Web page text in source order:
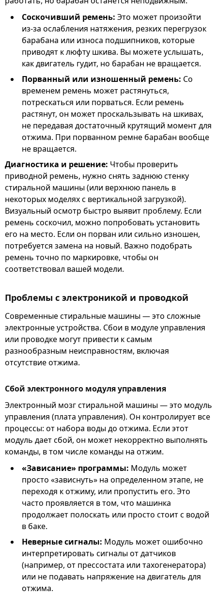
Соскочивший ремень: Это может произойти
из-за ослабления натяжения, резких перегрузок
барабана или износа подшипников, которые
приводят к люфту шкива. Вы можете услышать,
как двигатель гудит, но барабан не вращается.
Порванный или изношенный ремень: Со
временем ремень может растянуться,
потрескаться или порваться. Если ремень
растянут, он может проскальзывать на шкивах,
не передавая достаточный крутящий момент для
отжима. При порванном ремне барабан вообще
не вращается.
Диагностика и решение: Чтобы проверить
приводной ремень, нужно снять заднюю стенку
стиральной машины (или верхнюю панель в
некоторых моделях с вертикальной загрузкой).
Визуальный осмотр быстро выявит проблему. Если
ремень соскочил, можно попробовать установить
его на место. Если он порван или сильно изношен,
потребуется замена на новый. Важно подобрать
ремень точно по маркировке, чтобы он
соответствовал вашей модели.
Проблемы с электроникой и проводкой
Современные стиральные машины — это сложные
электронные устройства. Сбои в модуле управления
или проводке могут привести к самым
разнообразным неисправностям, включая
отсутствие отжима.
Сбой электронного модуля управления
Электронный мозг стиральной машины — это модуль
управления (плата управления). Он контролирует все
процессы: от набора воды до отжима. Если этот
модуль дает сбой, он может некорректно выполнять
команды, в том числе команды на отжим.
«Зависание» программы: Модуль может
просто «зависнуть» на определенном этапе, не
переходя к отжиму, или пропустить его. Это
часто проявляется в том, что машинка
продолжает полоскать или просто стоит с водой
в баке.
Неверные сигналы: Модуль может ошибочно
интерпретировать сигналы от датчиков
(например, от прессостата или тахогенератора)
или не подавать напряжение на двигатель для
отжима.